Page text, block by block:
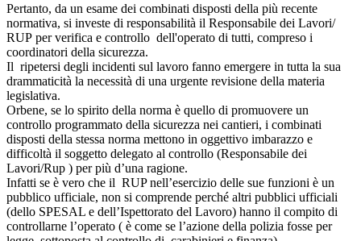
Pertanto, da un esame dei combinati disposti della più recente
normativa, si investe di responsabilità il Responsabile dei Lavori/
RUP per verifica e controllo dell'operato di tutti, compreso i
coordinatori della sicurezza.
Il ripetersi degli incidenti sul lavoro fanno emergere in tutta la sua
drammaticità la necessità di una urgente revisione della materia
legislativa.
Orbene, se lo spirito della norma è quello di promuovere un
controllo programmato della sicurezza nei cantieri, i combinati
disposti della stessa norma mettono in oggettivo imbarazzo e
difficoltà il soggetto delegato al controllo (Responsabile dei
Lavori/Rup ) per più d’una ragione.
Infatti se è vero che il RUP nell’esercizio delle sue funzioni è un
pubblico ufficiale, non si comprende perché altri pubblici ufficiali
(dello SPESAL e dell’Ispettorato del Lavoro) hanno il compito di
controllarne l’operato ( è come se l’azione della polizia fosse per